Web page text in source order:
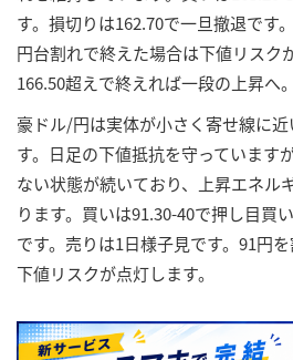
す。損切りは162.70で一旦撤退です
円台割れで終えた場合は下値リスク
166.50超えで終えれば一段の上昇へ。
豪ドル/円は実体が小さく寄せ線に
す。日足の下値抵抗を守っています
ない状態が続いており、上昇エネル
ります。買いは91.30-40で押し目買
です。売りは1日様子見です。91円
下値リスクが点灯します。